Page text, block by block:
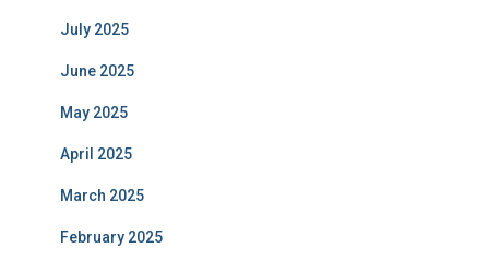
July 2025
June 2025
May 2025
April 2025
March 2025
February 2025